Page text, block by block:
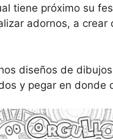
tiene próximo su
adornos, a
diseños de
y pegar en donde